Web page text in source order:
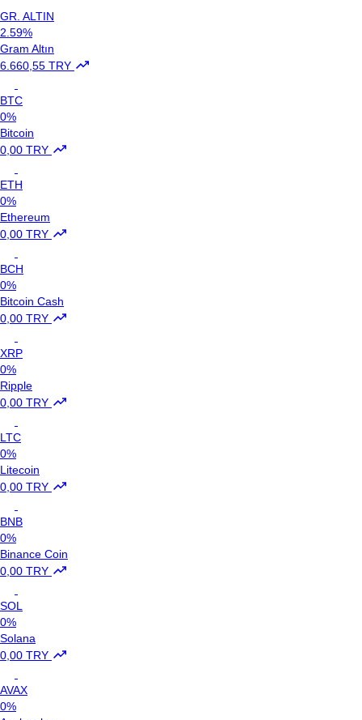
GR. ALTIN
2.59%
Gram Altın
6.660,55 TRY
BTC
0%
Bitcoin
0,00 TRY
ETH
0%
Ethereum
0,00 TRY
BCH
0%
Bitcoin Cash
0,00 TRY
XRP
0%
Ripple
0,00 TRY
LTC
0%
Litecoin
0,00 TRY
BNB
0%
Binance Coin
0,00 TRY
SOL
0%
Solana
0,00 TRY
AVAX
0%